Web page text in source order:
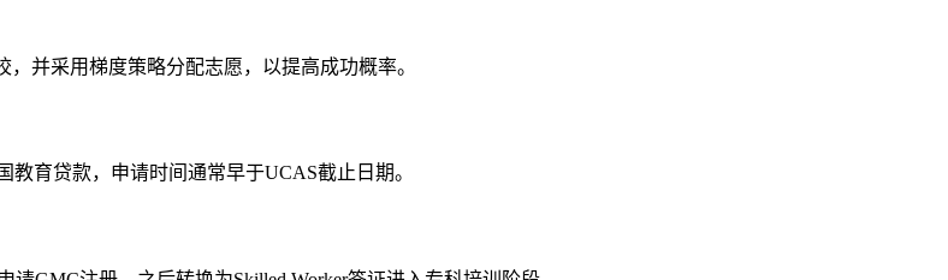
并采用梯度策略分配志愿，以提高成功概率。
育贷款，申请时间通常早于UCAS截止日期。